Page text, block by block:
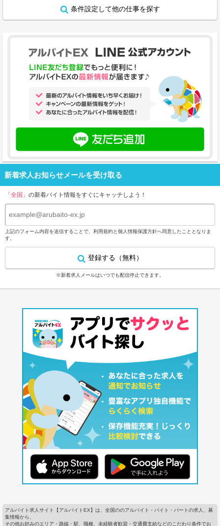
条件設定して他の仕事を探す
新着求人お知らせメールを受け取る
「全国」 の新着バイト情報をすぐにキャッチしよう！
上記のフォーム内容を送信することで、 利用規約と個人情報保護方針へ同意したこととなりま
す。
登録する（無料）
※新着求人メールはいつでも配信停止できます。
アルバイト求人サイト【アルバイトEX】は、全国ののアルバイト・バイト・パートの求人、募
集情報から、
その他お好みのエリア・路線・駅、職種、未経験者歓迎・交通費支給などのこだわり条件でお